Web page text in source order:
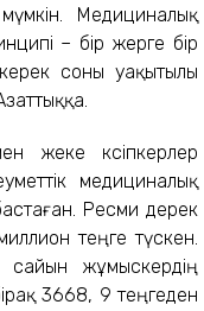
Медициналық
– бір жерге бір
соны уақытылы
жеке кәсіпкерлер
медициналық
Ресми дерек
теңге түскен.
жұмыскердің
3668, 9 теңгеден